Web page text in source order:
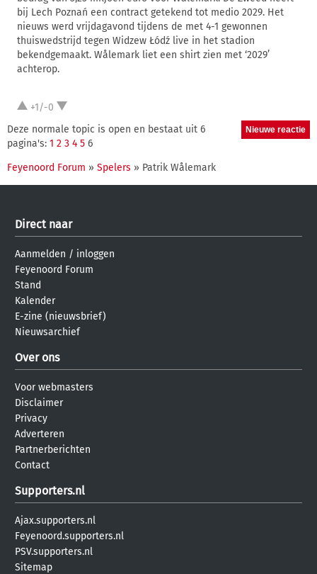
bij Lech Poznań een contract getekend tot medio 2029. Het
nieuws werd vrijdagavond tijdens de met 4-1 gewonnen
thuiswedstrijd tegen Widzew Łódź live in het stadion
bekendgemaakt. Wålemark liet een shirt zien met ‘2029’
achterop.
+1/-0
Deze normale topic is open en bestaat uit 6
pagina's: 1 2 3 4 5 6
Feyenoord Forum » Spelers » Patrik Wålemark
Direct naar
Aanmelden / inloggen
Feyenoord Forum
Stand
Kalender
E-zine (nieuwsbrief)
Nieuwsarchief
Over ons
Voor webmasters
Disclaimer
Privacy
Adverteren
Partnerberichten
Contact
Supporters.nl
Ajax.supporters.nl
Feyenoord.supporters.nl
PSV.supporters.nl
Sitemap